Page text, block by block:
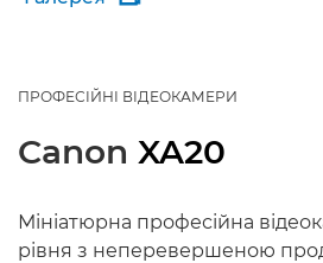
ПРОФЕСІЙНІ ВІДЕОКАМЕРИ
Canon XA20
Мініатюрна професійна
рівня з неперевершеною